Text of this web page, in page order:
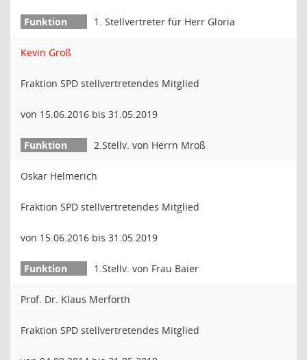
1. Stellvertreter für Herr Gloria
Kevin Groß
Fraktion SPD stellvertretendes Mitglied
von 15.06.2016 bis 31.05.2019
2.Stellv. von Herrn Mroß
Oskar Helmerich
Fraktion SPD stellvertretendes Mitglied
von 15.06.2016 bis 31.05.2019
1.Stellv. von Frau Baier
Prof. Dr. Klaus Merforth
Fraktion SPD stellvertretendes Mitglied